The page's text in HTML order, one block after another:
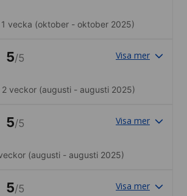
1 vecka (oktober - oktober 2025)
5/5 Visa mer
2 veckor (augusti - augusti 2025)
5/5 Visa mer
(augusti - augusti 2025)
5/5 Visa mer